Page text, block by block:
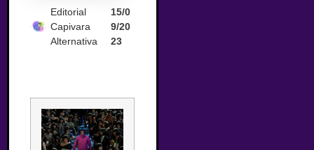
Editorial
Capivara
Alternativa
15/0
9/20
23